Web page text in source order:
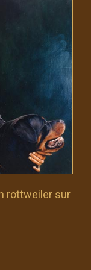
rottweiler sur